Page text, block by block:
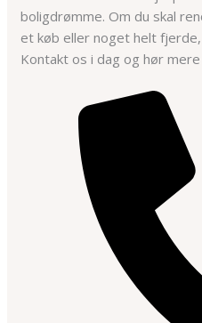
boligdrømme. Om du skal
et køb eller noget helt
Kontakt os i dag og hør